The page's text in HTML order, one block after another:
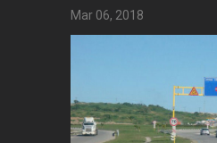
Mar 06, 2018